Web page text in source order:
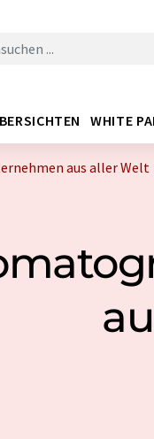
WHITE
aus aller Welt